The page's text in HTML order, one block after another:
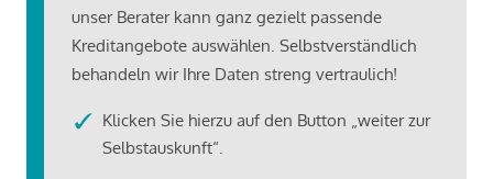
unser Berater kann ganz gezielt passende
Kreditangebote auswählen. Selbstverständlich
behandeln wir Ihre Daten streng vertraulich!
Klicken Sie hierzu auf den Button „weiter zur
Selbstauskunft“.